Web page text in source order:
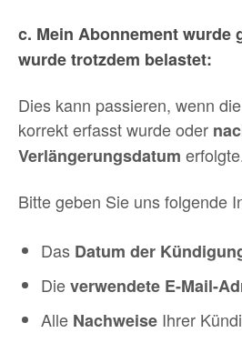
c. Mein Abonnement wurde
wurde trotzdem belastet:
Dies kann passieren, wenn
korrekt erfasst wurde oder
Verlängerungsdatum
Bitte geben Sie uns folgende
Das Datum der
Dieverwendete E-Mail-
Alle Nachweise Ihrer